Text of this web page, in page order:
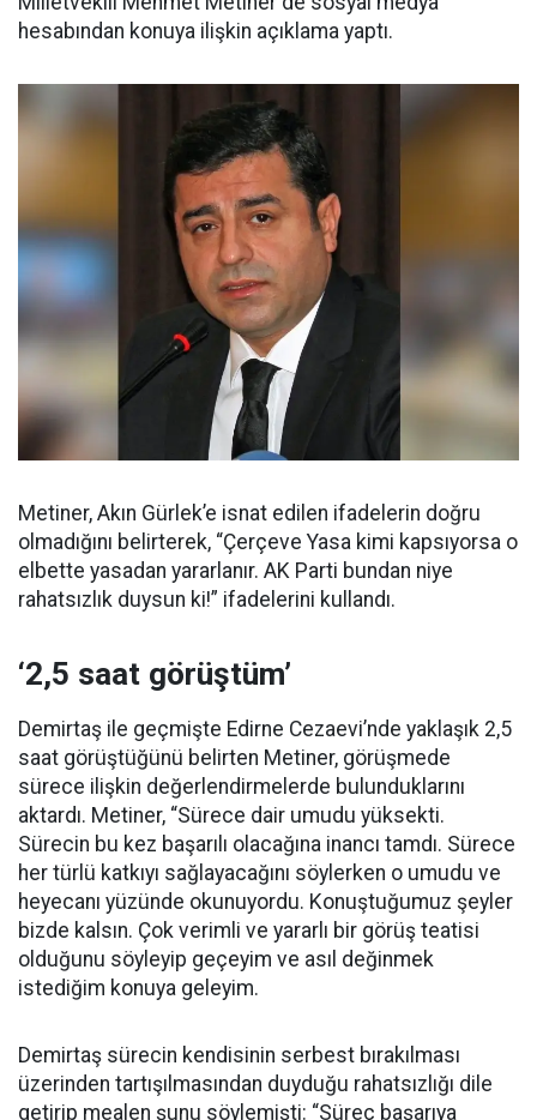
hesabından konuya ilişkin açıklama yaptı.
Metiner, Akın Gürlek’e isnat edilen ifadelerin doğru
olmadığını belirterek, “Çerçeve Yasa kimi kapsıyorsa o
elbette yasadan yararlanır. AK Parti bundan niye
rahatsızlık duysun ki!” ifadelerini kullandı.
‘2,5 saat görüştüm’
Demirtaş ile geçmişte Edirne Cezaevi’nde yaklaşık 2,5
saat görüştüğünü belirten Metiner, görüşmede
sürece ilişkin değerlendirmelerde bulunduklarını
aktardı. Metiner, “Sürece dair umudu yüksekti.
Sürecin bu kez başarılı olacağına inancı tamdı. Sürece
her türlü katkıyı sağlayacağını söylerken o umudu ve
heyecanı yüzünde okunuyordu. Konuştuğumuz şeyler
bizde kalsın. Çok verimli ve yararlı bir görüş teatisi
olduğunu söyleyip geçeyim ve asıl değinmek
istediğim konuya geleyim.
Demirtaş sürecin kendisinin serbest bırakılması
üzerinden tartışılmasından duyduğu rahatsızlığı dile
getirip mealen şunu söylemişti: “Süreç başarıya